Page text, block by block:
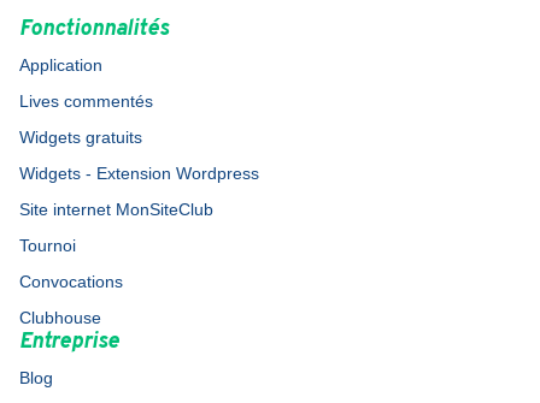
Fonctionnalités
Application
Lives commentés
Widgets gratuits
Widgets - Extension Wordpress
Site internet MonSiteClub
Tournoi
Convocations
Clubhouse
Entreprise
Blog